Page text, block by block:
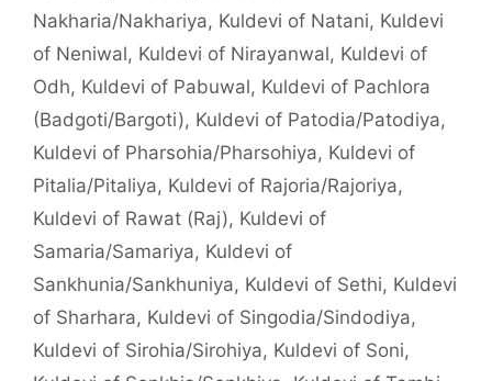
Nakharia/Nakhariya, Kuldevi of Natani, Kuldevi
of Neniwal, Kuldevi of Nirayanwal, Kuldevi of
Odh, Kuldevi of Pabuwal, Kuldevi of Pachlora
(Badgoti/Bargoti), Kuldevi of Patodia/Patodiya,
Kuldevi of Pharsohia/Pharsohiya, Kuldevi of
Pitalia/Pitaliya, Kuldevi of Rajoria/Rajoriya,
Kuldevi of Rawat (Raj), Kuldevi of
Samaria/Samariya, Kuldevi of
Sankhunia/Sankhuniya, Kuldevi of Sethi, Kuldevi
of Sharhara, Kuldevi of Singodia/Sindodiya,
Kuldevi of Sirohia/Sirohiya, Kuldevi of Soni,